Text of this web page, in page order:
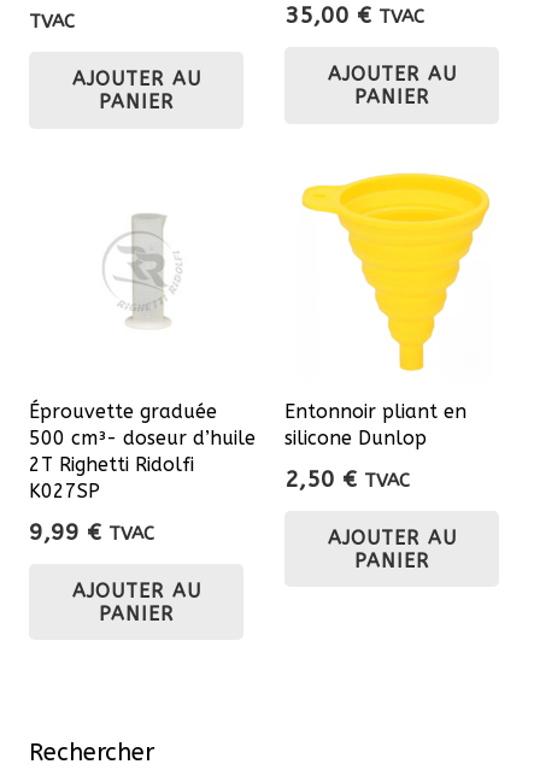
était :
139,15 €.
TVAC
AJOUTER AU
PANIER
35,00 € TVAC
AJOUTER AU
PANIER
Éprouvette graduée
500 cm³- doseur d’huile
2T Righetti Ridolfi
K027SP
9,99 € TVAC
AJOUTER AU
PANIER
Entonnoir pliant en
silicone Dunlop
2,50 € TVAC
AJOUTER AU
PANIER
Rechercher